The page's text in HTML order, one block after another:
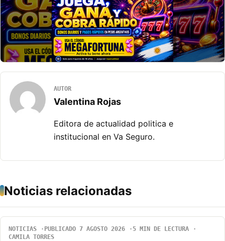
AUTOR
Valentina Rojas
Editora de actualidad politica e
institucional en Va Seguro.
Noticias relacionadas
NOTICIAS PUBLICADO 7 AGOSTO 2026
5 MIN DE LECTURA
CAMILA TORRES